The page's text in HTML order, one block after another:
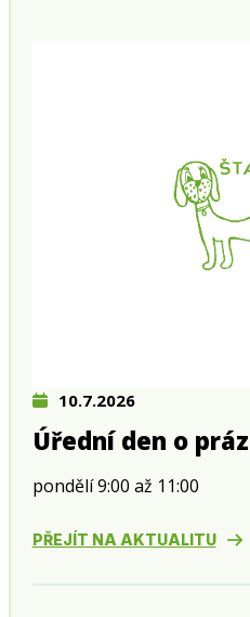
10.7.2026
Úřední den o
pondělí 9:00 až 11:00
PŘEJÍT NA AKTUALITU